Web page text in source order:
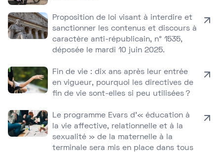
Proposition de loi visant à interdire et
sanctionner les contenus et discours à
caractère anti-républicain, n° 1535,
déposée le mardi 10 juin 2025.
Fin de vie : dix ans après leur entrée
en vigueur, pourquoi les directives de
fin de vie sont-elles si peu utilisées ?
Le programme Evars d’« éducation à
la vie affective, relationnelle et à la
sexualité » de la maternelle à la
terminale sera mis en place dans tous